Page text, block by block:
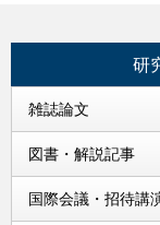
研
雑誌論文
図書・解説記事
国際会議・招待講